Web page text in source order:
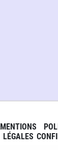
MENTIONS
LÉGALES